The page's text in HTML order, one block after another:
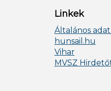
Linkek
Általános
hunsail.hu
Vihar
MVSZ